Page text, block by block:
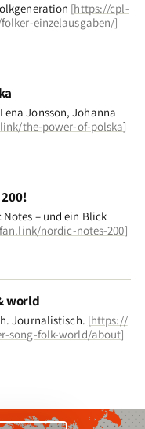
[https://cpl-
einzelausgaben/]
Jonsson, Johanna
the-power-of-polska]
Notes – und ein Blick
nordic-notes-200]
world
Journalistisch. [https://
song-folk-world/about]